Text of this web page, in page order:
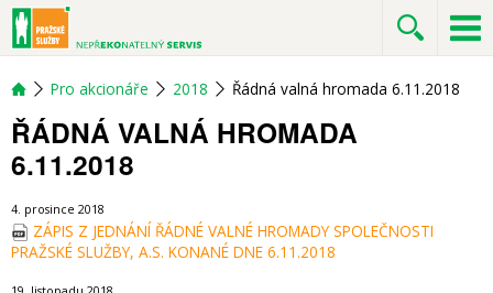
Pro akcionáře 2018 Řádná valná hromada 6.11.2018
ŘÁDNÁ VALNÁ HROMADA
6.11.2018
4. prosince 2018
ZÁPIS Z JEDNÁNÍ ŘÁDNÉ VALNÉ HROMADY SPOLEČNOSTI
PRAŽSKÉ SLUŽBY, A.S. KONANÉ DNE 6.11.2018